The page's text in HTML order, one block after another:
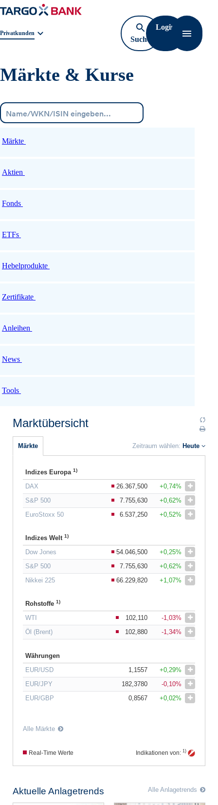
Geschäftsbereichnavigation. Aktuelle Auswahl:
Privatkunden
Suche
öffnen
Login
Märkte & Kurse
Märkte
Aktien
Fonds
ETFs
Hebelprodukte
Zertifikate
Anleihen
News
Tools
Marktübersicht
Märkte Zeitraum wählen: Heute
Indizes Europa 1)
DAX 26.367,500
+0,74%
S&P 500
7.755,630
+0,62%
EuroStoxx 50
6.537,250 +0,52%
Indizes Welt 1)
Dow Jones 54.046,500
+0,25%
S&P 500
7.755,630
+0,62%
Nikkei 225
66.229,820 +1,07%
Rohstoffe 1)
WTI 102,110
-1,03%
Öl (Brent)
102,880 -1,34%
Währungen
EUR/USD
1,1557
+0,29%
EUR/JPY
182,3780
-0,10%
EUR/GBP
0,8567 +0,02%
Alle Märkte
Real-Time Werte Indikationen von: 1)
Alle Anlagetrends
Aktuelle Anlagetrends